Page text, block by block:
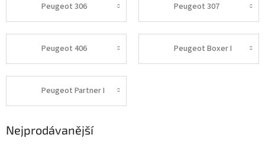
Peugeot 306 Peugeot 307
Peugeot 406 Peugeot Boxer I
Peugeot Partner I
Nejprodávanější